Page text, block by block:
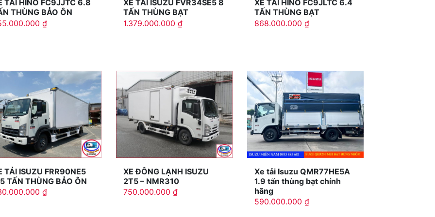
TẢI HINO FC9JJTC 6.8
THÙNG BẢO ÔN
₫
XE TẢI ISUZU FVR34SE5 8
TẤN THÙNG BẠT
1.379.000.000 ₫
XE TẢI HINO FC9JLTC 6.4
TẤN THÙNG BẠT
868.000.000 ₫
TẢI ISUZU FRR90NE5
TẤN THÙNG BẢO ÔN
₫
XE ĐÔNG LẠNH ISUZU
2T5 – NMR310
750.000.000 ₫
Xe tải Isuzu QMR77HE5A
1.9 tấn thùng bạt chính
hãng
590.000.000 ₫